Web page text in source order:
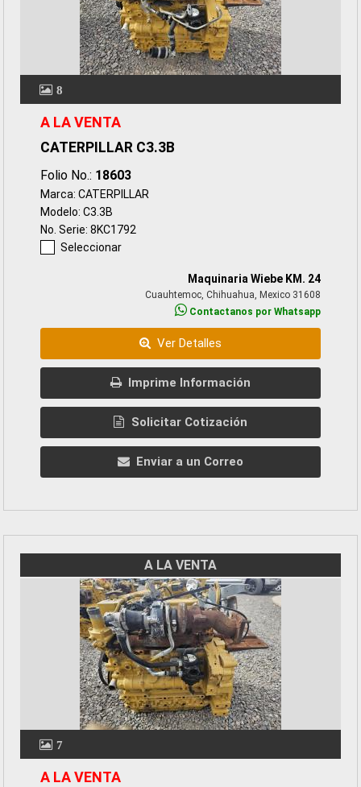
8
A LA VENTA
CATERPILLAR C3.3B
Folio No.: 18603
Marca: CATERPILLAR
Modelo: C3.3B
No. Serie: 8KC1792
Seleccionar
Maquinaria Wiebe KM. 24
Cuauhtemoc, Chihuahua, Mexico 31608
Contactanos por Whatsapp
Ver Detalles
Imprime Información
Solicitar Cotización
Enviar a un Correo
A LA VENTA
7
A LA VENTA